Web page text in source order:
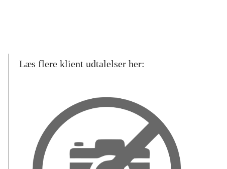
Læs flere klient udtalelser her: